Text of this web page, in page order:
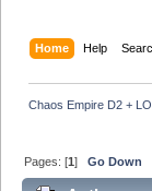
Home Help
Chaos Empire D2 +
Pages: [1]Go Down